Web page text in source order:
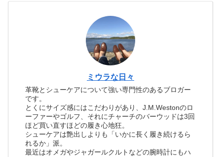
ミウラな日々
革靴とシューケアについて強い専門性のあるブロガー
です。
とくにサイズ感にはこだわりがあり、J.M.Westonのロ
ーファーやゴルフ、それにチャーチのバーウッドは3回
ほど買い直すほどの履き心地狂。
シューケアは艶出しよりも「いかに長く履き続けるら
れるか」派。
最近はオメガやジャガールクルトなどの腕時計にもハ